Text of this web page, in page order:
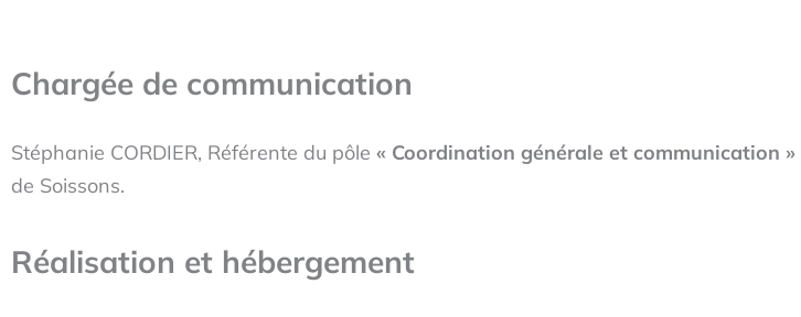
Chargée de communication
Stéphanie CORDIER, Référente du pôle « Coordination générale et communication »
de Soissons.
Réalisation et hébergement